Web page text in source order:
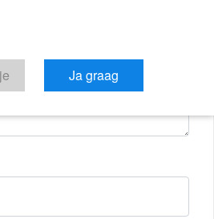
kom je in contact met de
de woning.
Ja graag